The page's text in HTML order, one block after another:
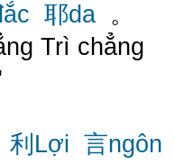
耶da 。
Trì chẳng
利Lợi 言ngôn